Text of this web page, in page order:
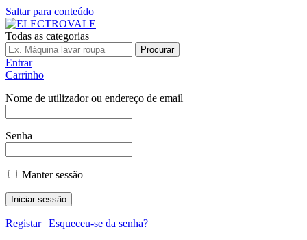
Saltar para conteúdo
Todas as categorias
Procurar
Entrar
Carrinho
Nome de utilizador ou endereço de email
Senha
Manter sessão
Registar| Esqueceu-se da senha?